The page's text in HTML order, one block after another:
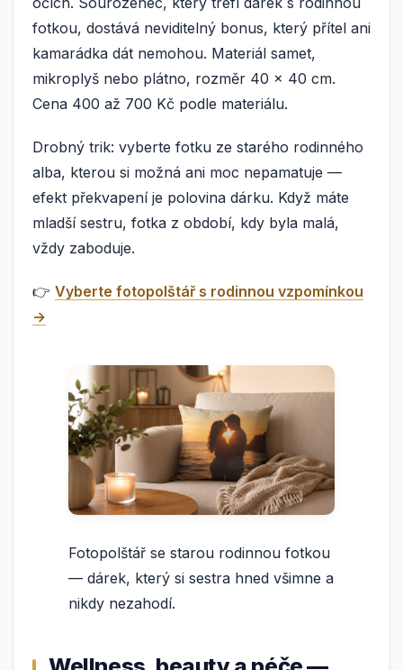
fotkou, dostává neviditelný bonus, který přítel ani
kamarádka dát nemohou. Materiál samet,
mikroplyš nebo plátno, rozměr 40 × 40 cm.
Cena 400 až 700 Kč podle materiálu.
Drobný trik: vyberte fotku ze starého rodinného
alba, kterou si možná ani moc nepamatuje —
efekt překvapení je polovina dárku. Když máte
mladší sestru, fotka z období, kdy byla malá,
vždy zaboduje.
👉 Vyberte fotopolštář s rodinnou vzpomínkou
→
Fotopolštář se starou rodinnou fotkou
— dárek, který si sestra hned všimne a
nikdy nezahodí.